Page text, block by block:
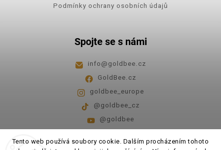
Tento web používá soubory cookie. Dalším procházením tohoto
Podmínky ochrany osobních údajů
Spojte se s námi
info@goldbee.cz
GoldBee.cz
goldbee_europe
@goldbee_cz
@goldbee
Pondělí - pátek 8:00-14:00